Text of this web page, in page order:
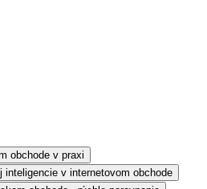
obchode v praxi
inteligencie v internetovom obchode